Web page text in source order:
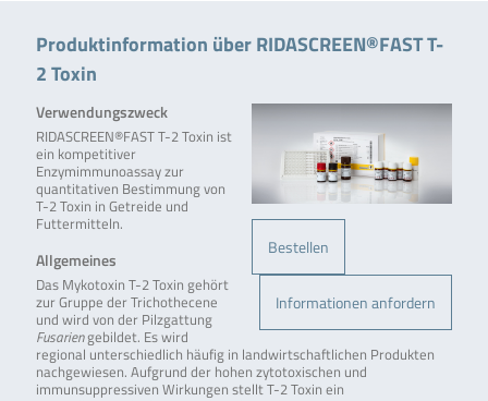
Produktinformation über RIDASCREEN®FAST T-
2 Toxin
Bestellen
Informationen anfordern
Verwendungszweck
RIDASCREEN®FAST T-2 Toxin ist
ein kompetitiver
Enzymimmunoassay zur
quantitativen Bestimmung von
T-2 Toxin in Getreide und
Futtermitteln.
Allgemeines
Das Mykotoxin T-2 Toxin gehört
zur Gruppe der Trichothecene
und wird von der Pilzgattung
Fusariengebildet. Es wird
regional unterschiedlich häufig in landwirtschaftlichen Produkten
nachgewiesen. Aufgrund der hohen zytotoxischen und
immunsuppressiven Wirkungen stellt T-2 Toxin ein